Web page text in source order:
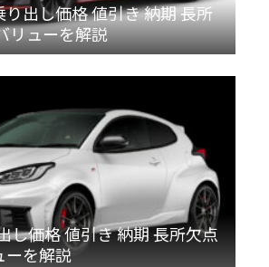
出し価格 値引き 納期 長所
リューを解説
し価格 値引き 納期 長所欠点
ーを解説